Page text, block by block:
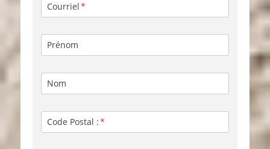
Courriel
Prénom
Nom
Code Postal :